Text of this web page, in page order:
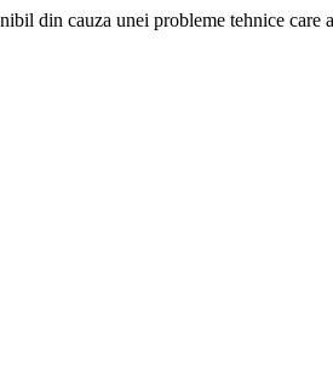
din cauza unei probleme tehnice